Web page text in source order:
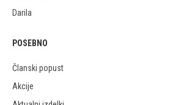
Darila
POSEBNO
Članski popust
Akcije